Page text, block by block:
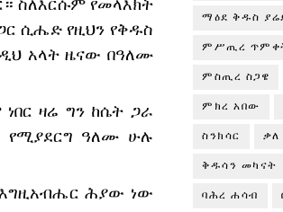
ሲሔድ የዚህን የቅዱስ
አላት ዜናው በዓለሙ
ዛሬ ግን ከሴት ጋራ
የሚያደርግ ዓለሙ ሁሉ
እግዚአብሔር ሕያው ነው
ማዕደ ቅዱስ
ምሥጢረ
ምስጢረ ስጋዌ
ምክረ አበው
ስንክሳር
ቅዱሳን መካናት
ባሕረ ሐሳብ